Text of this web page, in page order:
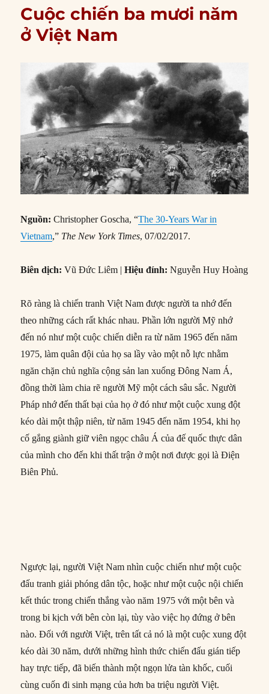
Cuộc chiến ba mươi năm
ở Việt Nam
Nguồn: Christopher Goscha, “The 30-Years War in
Vietnam,” The New York Times, 07/02/2017.
Biên dịch: Vũ Đức Liêm |Hiệu đính: Nguyễn Huy Hoàng
Rõ ràng là chiến tranh Việt Nam được người ta nhớ đến
theo những cách rất khác nhau. Phần lớn người Mỹ nhớ
đến nó như một cuộc chiến diễn ra từ năm 1965 đến năm
1975, làm quân đội của họ sa lầy vào một nỗ lực nhằm
ngăn chặn chủ nghĩa cộng sản lan xuống Đông Nam Á,
đồng thời làm chia rẽ người Mỹ một cách sâu sắc. Người
Pháp nhớ đến thất bại của họ ở đó như một cuộc xung đột
kéo dài một thập niên, từ năm 1945 đến năm 1954, khi họ
cố gắng giành giữ viên ngọc châu Á của đế quốc thực dân
của mình cho đến khi thất trận ở một nơi được gọi là Điện
Biên Phủ.
Ngược lại, người Việt Nam nhìn cuộc chiến như một cuộc
đấu tranh giải phóng dân tộc, hoặc như một cuộc nội chiến
kết thúc trong chiến thắng vào năm 1975 với một bên và
trong bi kịch với bên còn lại, tùy vào việc họ đứng ở bên
nào. Đối với người Việt, trên tất cả nó là một cuộc xung đột
kéo dài 30 năm, dưới những hình thức chiến đấu gián tiếp
hay trực tiếp, đã biến thành một ngọn lửa tàn khốc, cuối
cùng cuốn đi sinh mạng của hơn ba triệu người Việt.